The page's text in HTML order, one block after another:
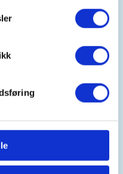
avhengig av været) før
retur via havna til